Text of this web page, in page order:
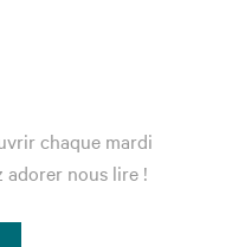
chaque mardi
adorer nous lire !